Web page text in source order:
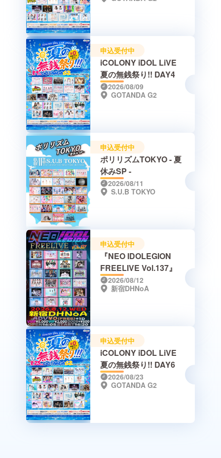
申込受付中
iCOLONY iDOL LiVE
夏の無銭祭り!! DAY4
2026/08/09
GOTANDA G2
申込受付中
ポリリズムTOKYO - 夏
休みSP -
2026/08/11
S.U.B TOKYO
申込受付中
『NEO IDOLEGION
FREELIVE Vol.137』
2026/08/12
新宿DHNoA
申込受付中
iCOLONY iDOL LiVE
夏の無銭祭り!! DAY6
2026/08/23
GOTANDA G2